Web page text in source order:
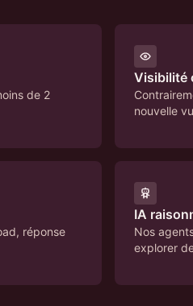
de 2
Visibilité
nouvelle
réponse
IA
Nos
explorer